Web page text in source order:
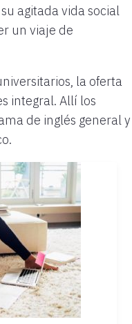
agitada vida social
un viaje de
la oferta
integral. Allí los
de inglés general y